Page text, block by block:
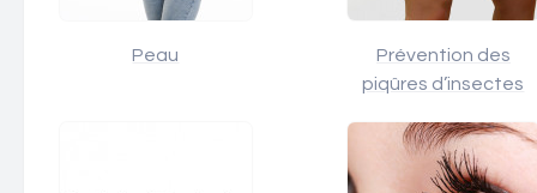
Peau
Prévention des
piqûres d’insectes